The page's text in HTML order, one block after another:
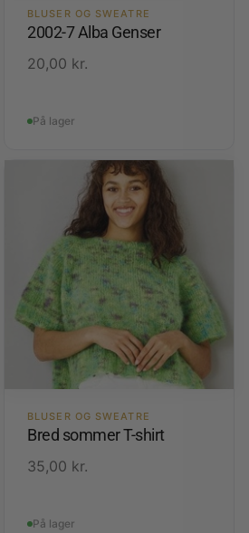
BLUSER OG SWEATRE
2002-7 Alba Genser
20,00 kr.
På lager
BLUSER OG SWEATRE
Bred sommer T-shirt
35,00 kr.
På lager